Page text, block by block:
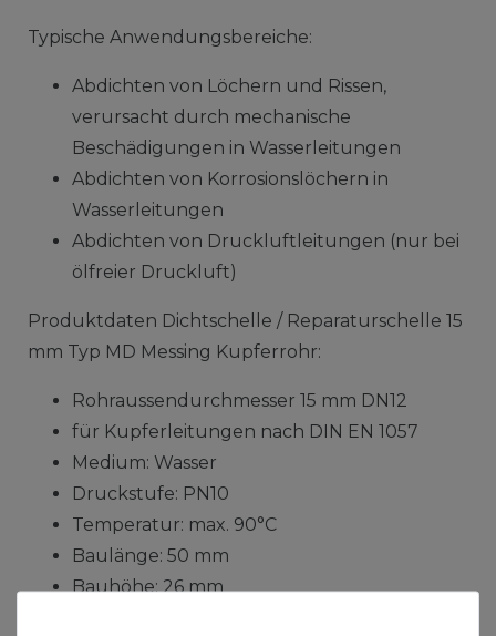
Typische Anwendungsbereiche:
Abdichten von Löchern und Rissen,
verursacht durch mechanische
Beschädigungen in Wasserleitungen
Abdichten von Korrosionslöchern in
Wasserleitungen
Abdichten von Druckluftleitungen (nur bei
ölfreier Druckluft)
Produktdaten Dichtschelle / Reparaturschelle 15
mm Typ MD Messing Kupferrohr:
Rohraussendurchmesser 15 mm DN12
für Kupferleitungen nach DIN EN 1057
Medium: Wasser
Druckstufe: PN10
Temperatur: max. 90°C
Baulänge: 50 mm
Bauhöhe: 26 mm